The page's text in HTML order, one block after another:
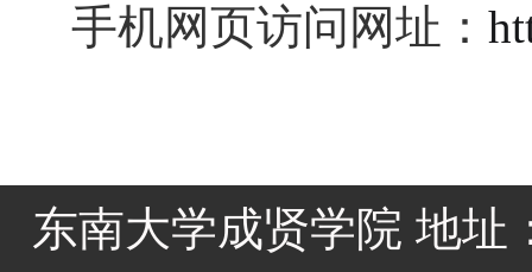
手机网页访问网址：
东南大学成贤学院 地址